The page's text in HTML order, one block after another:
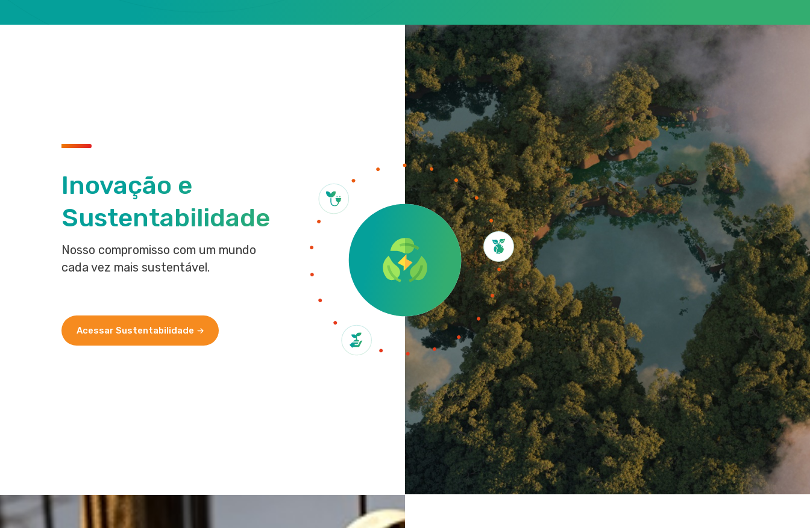
​Inovação e
Sustentabilidade
Nosso compromisso com um mundo
cada vez mais sustentável.
Acessar Sustentabilidade